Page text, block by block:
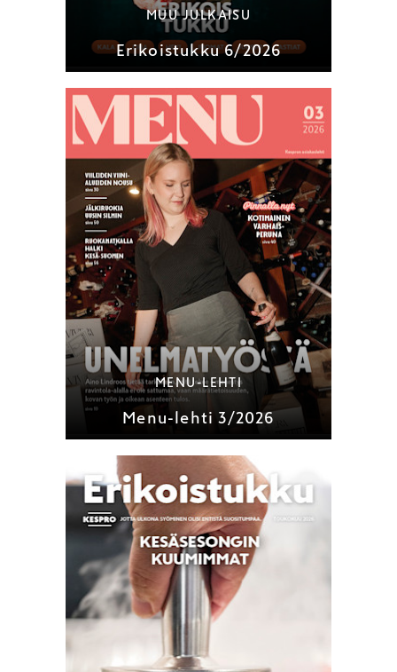
MUU JULKAISU
Erikoistukku 6/2026
MENU-LEHTI
Menu-lehti 3/2026